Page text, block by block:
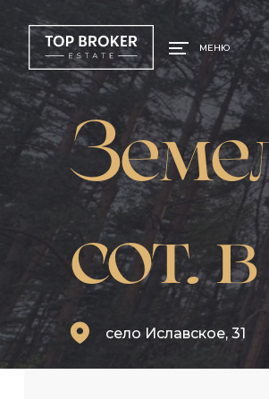
МЕНЮ
сот.
село Иславское, 31